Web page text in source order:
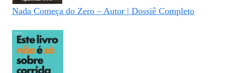
Nada Começa do Zero – Autor | Dossiê Completo